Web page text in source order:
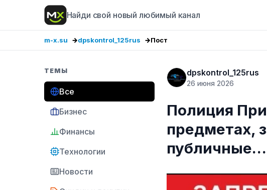
Найди свой новый любимый канал
m-x.su dpskontrol_125rus Пост
ТЕМЫ
Все
Бизнес
Финансы
Технологии
Новости
dpskontrol_125rus
26 июня 2026
Полиция
предметах,
публичные…